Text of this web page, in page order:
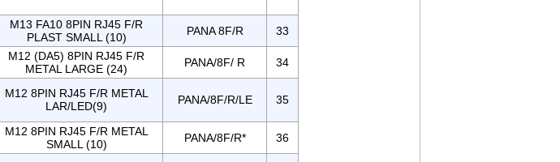
M13 FA10 8PIN RJ45 F/R
PLAST SMALL (10)
PANA 8F/R 33
M12 (DA5) 8PIN RJ45 F/R
METAL LARGE (24)
PANA/8F/ R 34
M12 8PIN RJ45 F/R METAL
LAR/LED(9)
PANA/8F/R/LE 35
M12 8PIN RJ45 F/R METAL
SMALL (10)
PANA/8F/R* 36